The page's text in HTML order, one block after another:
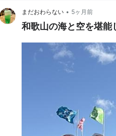
まだおわらない • 5ヶ月前
和歌山の海と空を堪能